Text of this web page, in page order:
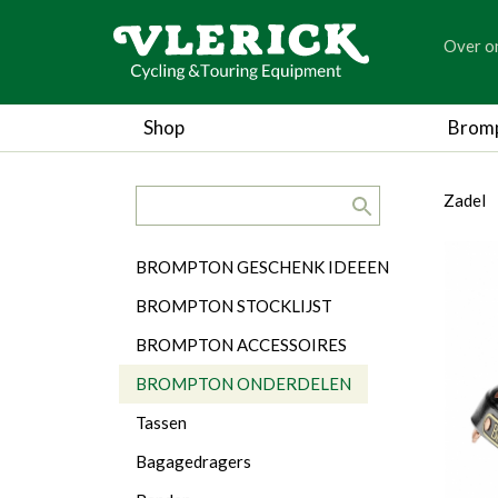
Over
Shop
Zadel
Categorieën
BROMPTON GESCHENK IDEEEN
BROMPTON STOCKLIJST
BROMPTON ACCESSOIRES
BROMPTON ONDERDELEN
Tassen
Bagagedragers